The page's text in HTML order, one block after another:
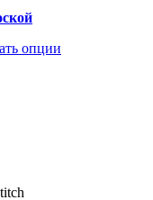
опции